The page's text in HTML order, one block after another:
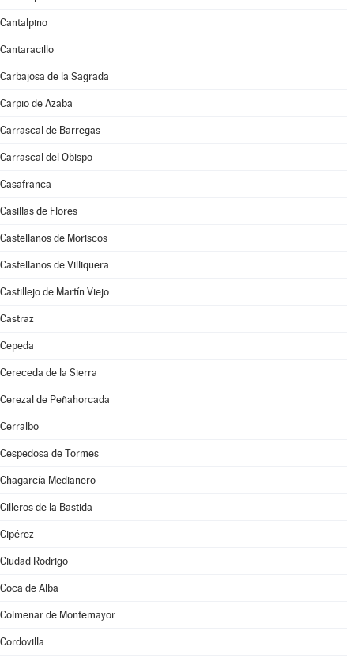
Cantalpino
Cantaracillo
Carbajosa de la Sagrada
Carpio de Azaba
Carrascal de Barregas
Carrascal del Obispo
Casafranca
Casillas de Flores
Castellanos de Moriscos
Castellanos de Villiquera
Castillejo de Martín Viejo
Castraz
Cepeda
Cereceda de la Sierra
Cerezal de Peñahorcada
Cerralbo
Cespedosa de Tormes
Chagarcía Medianero
Cilleros de la Bastida
Cipérez
Ciudad Rodrigo
Coca de Alba
Colmenar de Montemayor
Cordovilla